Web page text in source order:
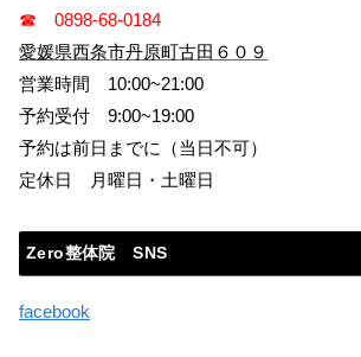
☎ 0898-68-0184
愛媛県西条市丹原町古田６０９
営業時間 10:00~21:00
予約受付 9:00~19:00
予約は前日までに（当日不可）
定休日 月曜日・土曜日
Zero整体院 SNS
facebook